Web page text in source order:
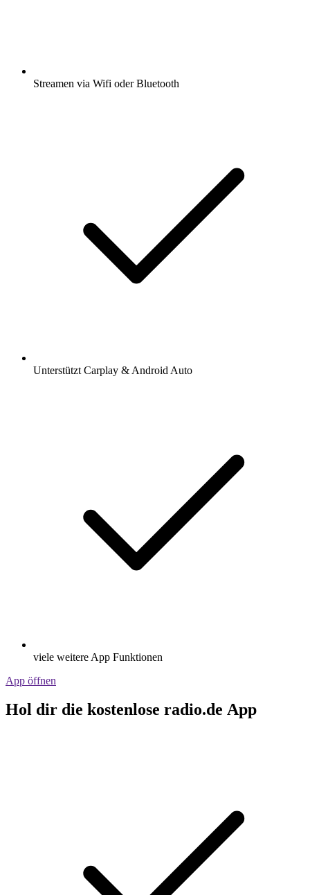
Streamen via Wifi oder Bluetooth
Unterstützt Carplay & Android Auto
viele weitere App Funktionen
App öffnen
Hol dir die kostenlose radio.de App